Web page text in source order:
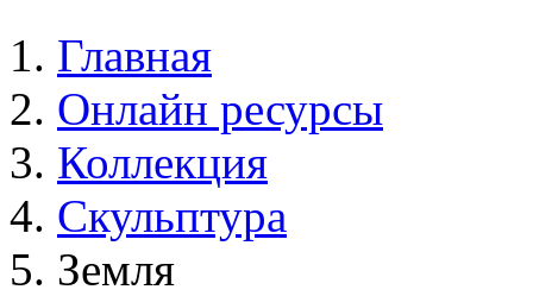
Главная
Онлайн ресурсы
Коллекция
Скульптура
Земля